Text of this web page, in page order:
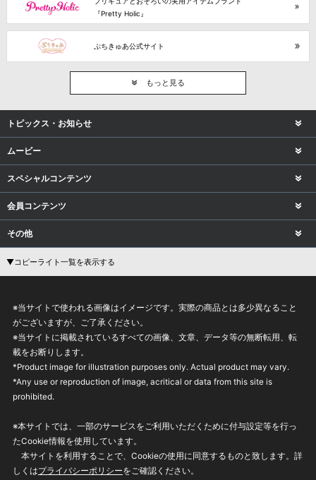
『Pretty Holic』
ぷちきゅあ公式サイト
もっと見る
トピックス・お知らせ
ムービー
スペシャルコンテンツ
会員コンテンツ
その他
▼コピーライト一覧を表示する
※当サイトで使われる画像はイメージです。実際の商品とは多少異なること
がございますが、ご了承ください。
※当サイトに掲載されているすべての画像、文章、データ等の無断転用、転
載をお断りします。
*Product image for illustration purposes only. Actual product may vary.
*Any use or reproduction of image, acritical or data from this site is
prohibited.
※本サイトでは、一部のサービスをご利用いただくために付与設定等を行っ
たCookie情報を使用しています。
本サイトを利用することで、Cookieの使用に同意するものと致します。詳
しくはプライバシーポリシーをご確認ください。